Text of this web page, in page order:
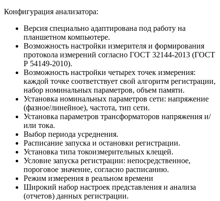
Конфигурация анализатора:
Версия специально адаптирована под работу на
планшетном компьютере.
Возможность настройки измерителя и формирования
протокола измерений согласно ГОСТ 32144-2013 (ГОСТ
Р 54149-2010).
Возможность настройки четырех точек измерения:
каждой точке соответствует свой алгоритм регистрации,
набор номинальных параметров, объем памяти.
Установка номинальных параметров сети: напряжение
(фазное/линейное), частота, тип сети.
Установка параметров трансформаторов напряжения и/
или тока.
Выбор периода усреднения.
Расписание запуска и остановки регистрации.
Установка типа токоизмерительных клещей.
Условие запуска регистрации: непосредственное,
пороговое значение, согласно расписанию.
Режим измерения в реальном времени
Широкий набор настроек представления и анализа
(отчетов) данных регистрации.